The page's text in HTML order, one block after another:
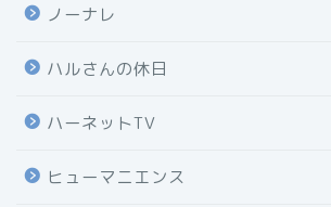
ノーナレ
ハルさんの休日
ハーネットTV
ヒューマニエンス